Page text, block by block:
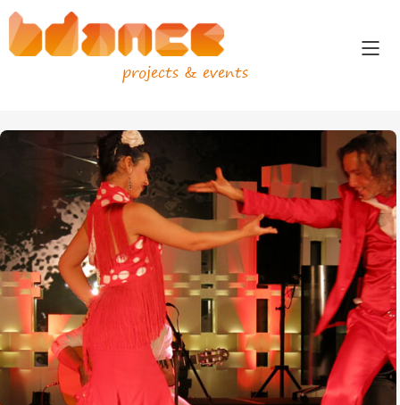
projects & events